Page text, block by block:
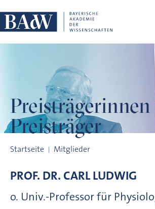
Preisträgerinnen
Preisträger
Startseite Mitglieder
PROF. DR. CARLLUDWIG
o. Univ.-Professor für